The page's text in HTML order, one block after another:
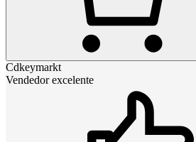
Cdkeymarkt
Vendedor excelente